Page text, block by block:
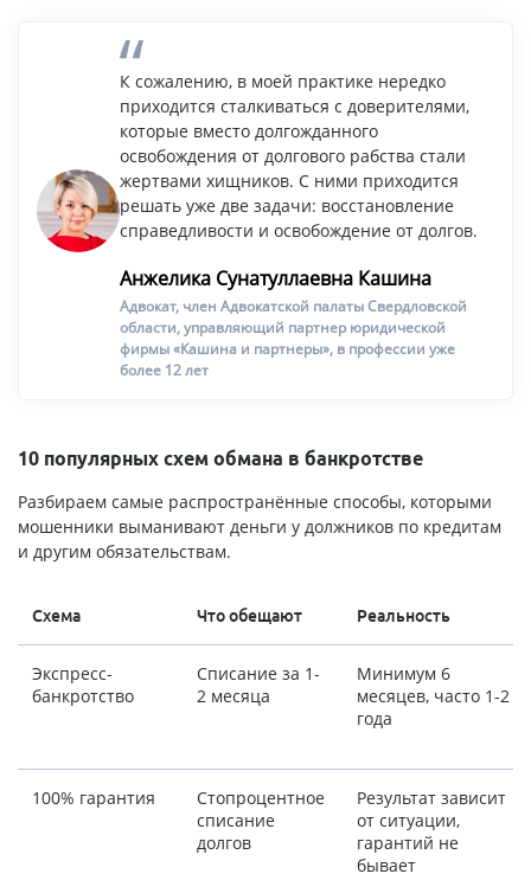
К сожалению, в моей практике нередко
приходится сталкиваться с доверителями,
которые вместо долгожданного
освобождения от долгового рабства стали
жертвами хищников. С ними приходится
решать уже две задачи: восстановление
справедливости и освобождение от долгов.
Анжелика Сунатуллаевна Кашина
Адвокат, член Адвокатской палаты Свердловской
области, управляющий партнер юридической
фирмы «Кашина и партнеры», в профессии уже
более 12 лет
10 популярных схем обмана в банкротстве
Разбираем самые распространённые способы, которыми
мошенники выманивают деньги у должников по кредитам
и другим обязательствам.
Схема Что обещают Реальность
Экспресс-
банкротство
Списание за 1-
2 месяца
Минимум 6
месяцев, часто 1-2
года
100% гарантия
Стопроцентное
списание
долгов
Результат зависит
от ситуации,
гарантий не
бывает